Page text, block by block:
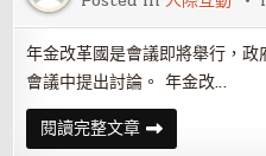
年金改革國是會議即將舉行，
會議中提出討論。 年金改…
閱讀完整文章勞
保